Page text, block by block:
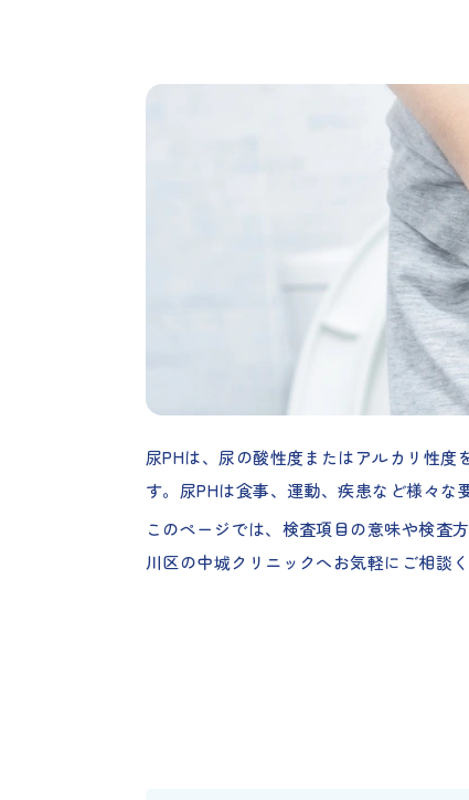
尿PHは、尿の酸性度またはアルカリ性
す。尿PHは食事、運動、疾患など様々な
このページでは、検査項目の意味や検査
川区の中城クリニックへお気軽にご相談く